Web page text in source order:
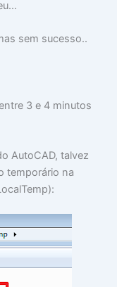
sem sucesso..
3 e 4 minutos
AutoCAD, talvez
temporário na